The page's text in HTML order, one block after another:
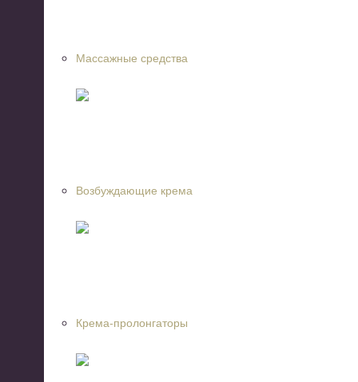
Массажные средства
Возбуждающие крема
Крема-пролонгаторы